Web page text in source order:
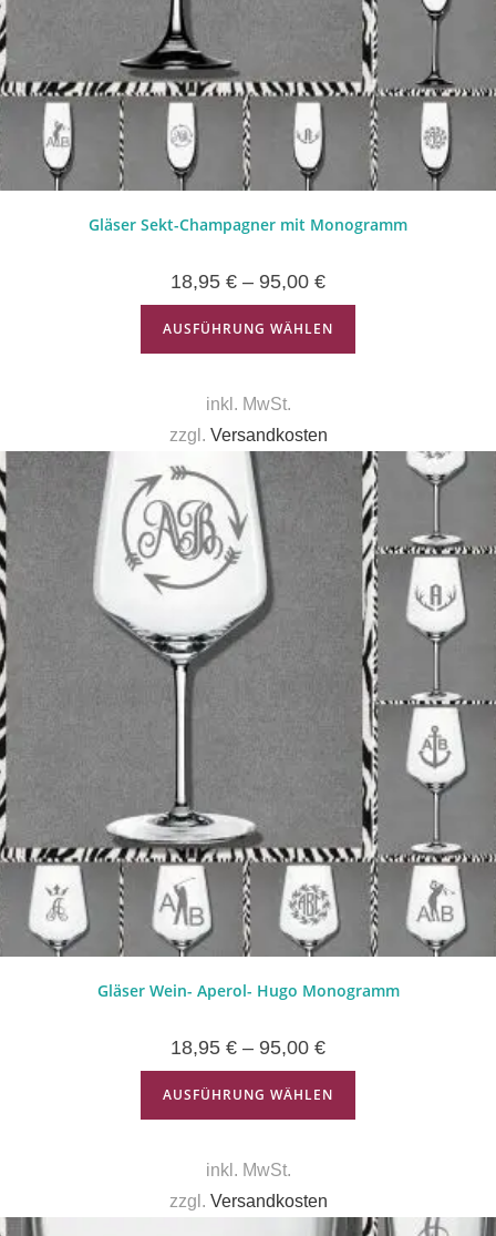
Gläser Sekt-Champagner mit Monogramm
18,95 € – 95,00 €
AUSFÜHRUNG WÄHLEN
inkl. MwSt.
zzgl. Versandkosten
Gläser Wein- Aperol- Hugo Monogramm
18,95 € – 95,00 €
AUSFÜHRUNG WÄHLEN
inkl. MwSt.
zzgl. Versandkosten